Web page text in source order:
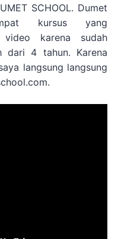
SCHOOL. Dumet
kursus yang
karena sudah
dari 4 tahun. Karena
langsung langsung